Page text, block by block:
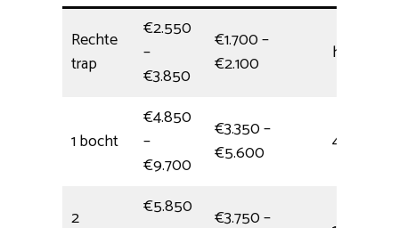
Rechte
trap
€2.550
–
€3.850
€1.700 –
€2.100
halve dag
1 bocht
€4.850
–
€9.700
€3.350 –
€5.600
4,5 uur
2
€5.850
€3.750 –